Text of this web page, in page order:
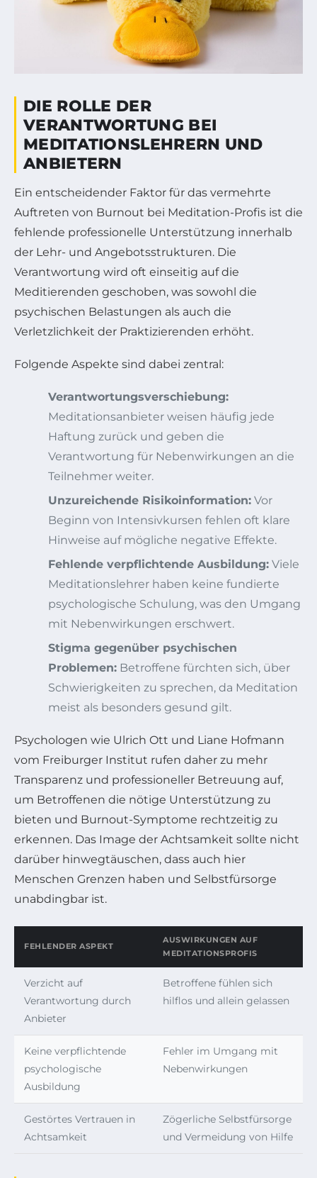
DIE ROLLE DER
VERANTWORTUNG BEI
MEDITATIONSLEHRERN UND
ANBIETERN
Ein entscheidender Faktor für das vermehrte
Auftreten von Burnout bei Meditation-Profis ist die
fehlende professionelle Unterstützung innerhalb
der Lehr- und Angebotsstrukturen. Die
Verantwortung wird oft einseitig auf die
Meditierenden geschoben, was sowohl die
psychischen Belastungen als auch die
Verletzlichkeit der Praktizierenden erhöht.
Folgende Aspekte sind dabei zentral:
Verantwortungsverschiebung:
Meditationsanbieter weisen häufig jede
Haftung zurück und geben die
Verantwortung für Nebenwirkungen an die
Teilnehmer weiter.
Unzureichende Risikoinformation: Vor
Beginn von Intensivkursen fehlen oft klare
Hinweise auf mögliche negative Effekte.
Fehlende verpflichtende Ausbildung: Viele
Meditationslehrer haben keine fundierte
psychologische Schulung, was den Umgang
mit Nebenwirkungen erschwert.
Stigma gegenüber psychischen
Problemen: Betroffene fürchten sich, über
Schwierigkeiten zu sprechen, da Meditation
meist als besonders gesund gilt.
Psychologen wie Ulrich Ott und Liane Hofmann
vom Freiburger Institut rufen daher zu mehr
Transparenz und professioneller Betreuung auf,
um Betroffenen die nötige Unterstützung zu
bieten und Burnout-Symptome rechtzeitig zu
erkennen. Das Image der Achtsamkeit sollte nicht
darüber hinwegtäuschen, dass auch hier
Menschen Grenzen haben und Selbstfürsorge
unabdingbar ist.
FEHLENDER ASPEKT
AUSWIRKUNGEN AUF
MEDITATIONSPROFIS
Verzicht auf
Verantwortung durch
Anbieter
Betroffene fühlen sich
hilflos und allein gelassen
Keine verpflichtende
psychologische
Ausbildung
Fehler im Umgang mit
Nebenwirkungen
Gestörtes Vertrauen in
Achtsamkeit
Zögerliche Selbstfürsorge
und Vermeidung von Hilfe